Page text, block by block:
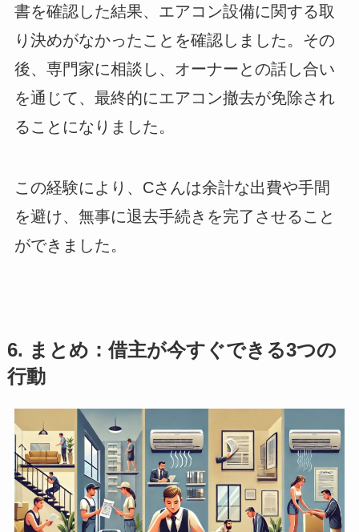
書を確認した結果、エアコン設備に関する取
り決めがなかったことを確認しました。その
後、専門家に相談し、オーナーとの話し合い
を通じて、最終的にエアコン撤去が免除され
ることになりました。
この経験により、Cさんは余計な出費や手間
を避け、無事に退去手続きを完了させること
ができました。
6. まとめ：借主が今すぐできる3つの
行動